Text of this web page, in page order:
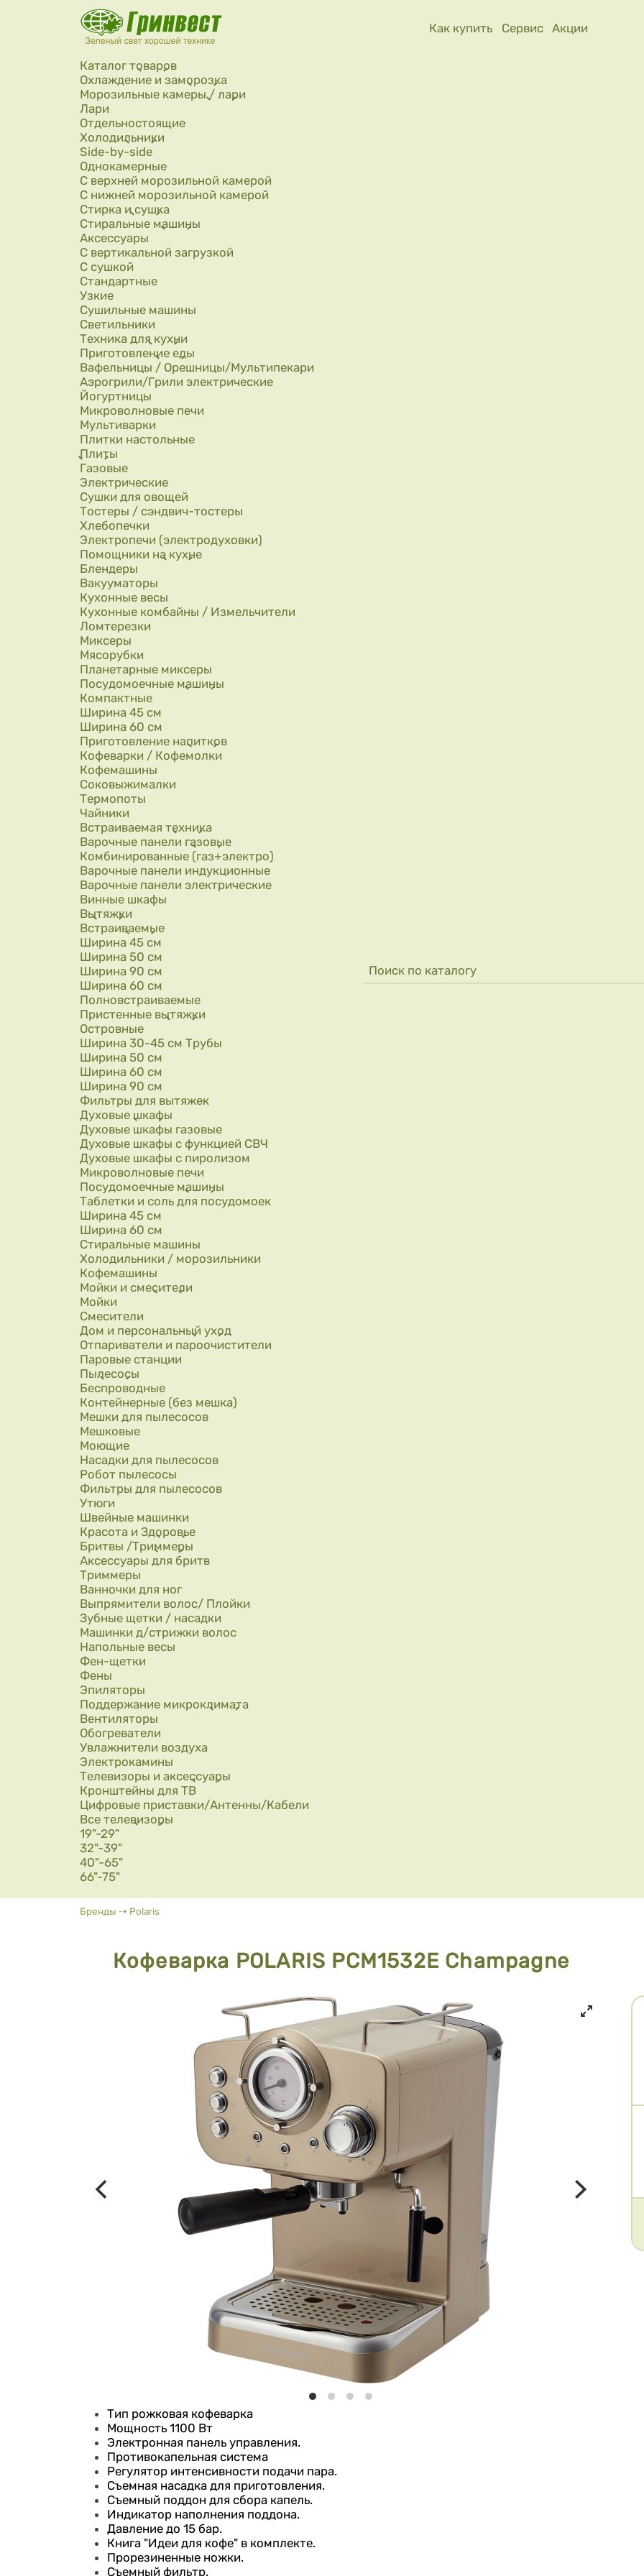
Перейти к основному содержанию
Как купить
Сервис Акции
Каталог товаров
Охлаждение и заморозка
Морозильные камеры / лари
Лари
Отдельностоящие
Холодильники
Side-by-side
Однокамерные
С верхней морозильной камерой
С нижней морозильной камерой
Стирка и сушка
Стиральные машины
Аксессуары
С вертикальной загрузкой
С сушкой
Стандартные
Узкие
Сушильные машины
Светильники
Техника для кухни
Приготовление еды
Вафельницы / Орешницы/Мультипекари
Аэрогрили/Грили электрические
Йогуртницы
Микроволновые печи
Мультиварки
Плитки настольные
Плиты
Газовые
Электрические
Сушки для овощей
Тостеры / сэндвич-тостеры
Хлебопечки
Электропечи (электродуховки)
Помощники на кухне
Блендеры
Вакууматоры
Кухонные весы
Кухонные комбайны / Измельчители
Ломтерезки
Миксеры
Мясорубки
Планетарные миксеры
Посудомоечные машины
Компактные
Ширина 45 см
Ширина 60 см
Приготовление напитков
Кофеварки / Кофемолки
Кофемашины
Соковыжималки
Термопоты
Чайники
Встраиваемая техника
Варочные панели газовые
Комбинированные (газ+электро)
Варочные панели индукционные
Варочные панели электрические
Винные шкафы
Вытяжки
Встраиваемые
Ширина 45 см
Ширина 50 см
Ширина 90 см
Ширина 60 см
Полновстраиваемые
Пристенные вытяжки
Островные
Ширина 30-45 см Трубы
Ширина 50 см
Ширина 60 см
Ширина 90 см
Фильтры для вытяжек
Духовые шкафы
Духовые шкафы газовые
Духовые шкафы с функцией СВЧ
Духовые шкафы с пиролизом
Микроволновые печи
Посудомоечные машины
Таблетки и соль для посудомоек
Ширина 45 см
Ширина 60 см
Стиральные машины
Холодильники / морозильники
Кофемашины
Мойки и смесители
Мойки
Смесители
Дом и персональный уход
Отпариватели и пароочистители
Паровые станции
Пылесосы
Беспроводные
Контейнерные (без мешка)
Мешки для пылесосов
Мешковые
Моющие
Насадки для пылесосов
Робот пылесосы
Фильтры для пылесосов
Утюги
Швейные машинки
Красота и Здоровье
Бритвы /Триммеры
Аксессуары для бритв
Триммеры
Ванночки для ног
Выпрямители волос/ Плойки
Зубные щетки / насадки
Машинки д/стрижки волос
Напольные весы
Фен-щетки
Фены
Эпиляторы
Поддержание микроклимата
Вентиляторы
Обогреватели
Увлажнители воздуха
Электрокамины
Телевизоры и аксессуары
Кронштейны для ТВ
Цифровые приставки/Антенны/Кабели
Все телевизоры
19"-29"
32"-39"
40"-65"
66"-75"
Форма поиска
Поиск
Вы здесь
Бренды ⇢ Polaris
Кофеварка POLARIS PCM1532E Champagne
Тип рожковая кофеварка
Мощность 1100 Вт
Электронная панель управления.
Противокапельная система
Регулятор интенсивности подачи пара.
Съемная насадка для приготовления.
Съемный поддон для сбора капель.
Индикатор наполнения поддона.
Давление до 15 бар.
Книга "Идеи для кофе" в комплекте.
Прорезиненные ножки.
Съемный фильтр.